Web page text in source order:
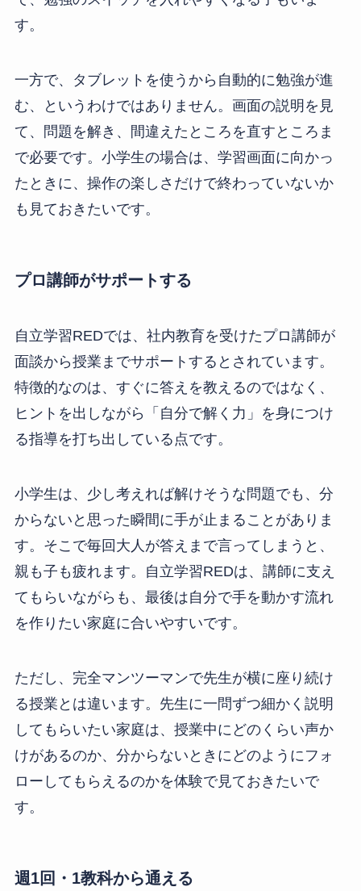
す。
一方で、タブレットを使うから自動的に勉強が進
む、というわけではありません。画面の説明を見
て、問題を解き、間違えたところを直すところま
で必要です。小学生の場合は、学習画面に向かっ
たときに、操作の楽しさだけで終わっていないか
も見ておきたいです。
プロ講師がサポートする
自立学習REDでは、社内教育を受けたプロ講師が
面談から授業までサポートするとされています。
特徴的なのは、すぐに答えを教えるのではなく、
ヒントを出しながら「自分で解く力」を身につけ
る指導を打ち出している点です。
小学生は、少し考えれば解けそうな問題でも、分
からないと思った瞬間に手が止まることがありま
す。そこで毎回大人が答えまで言ってしまうと、
親も子も疲れます。自立学習REDは、講師に支え
てもらいながらも、最後は自分で手を動かす流れ
を作りたい家庭に合いやすいです。
ただし、完全マンツーマンで先生が横に座り続け
る授業とは違います。先生に一問ずつ細かく説明
してもらいたい家庭は、授業中にどのくらい声か
けがあるのか、分からないときにどのようにフォ
ローしてもらえるのかを体験で見ておきたいで
す。
週1回・1教科から通える